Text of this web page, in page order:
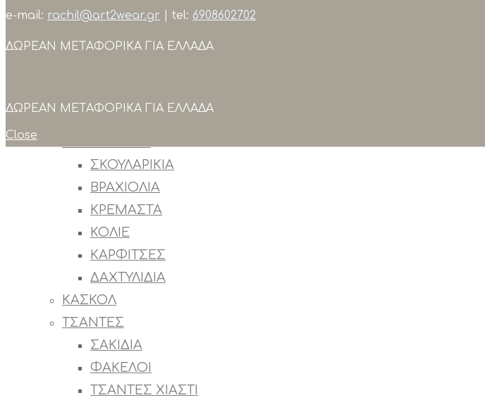
Search
ΣΥΛΛΟΓΕΣ
ΣΚΟΥΛΑΡΙΚΙΑ
ΒΡΑΧΙΟΛΙΑ
ΚΡΕΜΑΣΤΑ
ΚΟΛΙΕ
ΚΑΡΦΙΤΣΕΣ
ΔΑΧΤΥΛΙΔΙΑ
ΚΑΣΚΟΛ
ΤΣΑΝΤΕΣ
ΣΑΚΙΔΙΑ
ΦΑΚΕΛΟΙ
ΤΣΑΝΤΕΣ ΧΙΑΣΤΙ
e-mail: rachil@art2wear.gr | tel: 6908602702
ΔΩΡΕΑΝ ΜΕΤΑΦΟΡΙΚΑ ΓΙΑ ΕΛΛΑΔΑ
ΔΩΡΕΑΝ ΜΕΤΑΦΟΡΙΚΑ ΓΙΑ ΕΛΛΑΔΑ
Close